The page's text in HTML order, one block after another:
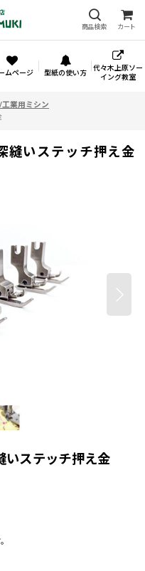
商品検索 カート
ムページ 型紙の使い方
代々木上原ソー
イング教室
業用ミシン
縫いステッチ押え金
いステッチ押え金